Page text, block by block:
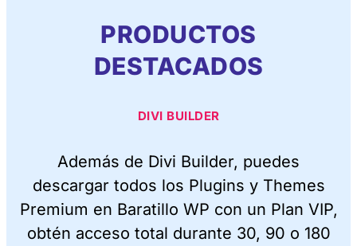
PRODUCTOS
DESTACADOS
DIVI BUILDER
Además de Divi Builder, puedes
descargar todos los Plugins y Themes
Premium en Baratillo WP con un Plan VIP,
obtén acceso total durante 30, 90 o 180